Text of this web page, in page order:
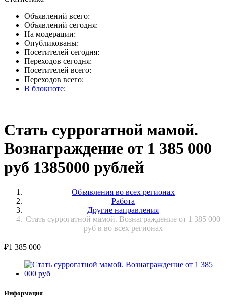
Объявлений всего:
Объявлений сегодня:
На модерации:
Опубликованы:
Посетителей сегодня:
Переходов сегодня:
Посетителей всего:
Переходов всего:
В блокноте:
Стать суррогатной мамой.
Вознаграждение от 1 385 000
руб 1385000 рублей
Объявления во всех регионах
Работа
Другие направления
Стать суррогатной мамой. Вознаграждение от 1 385 000
руб в во всех регионах
₽1 385 000
Информация